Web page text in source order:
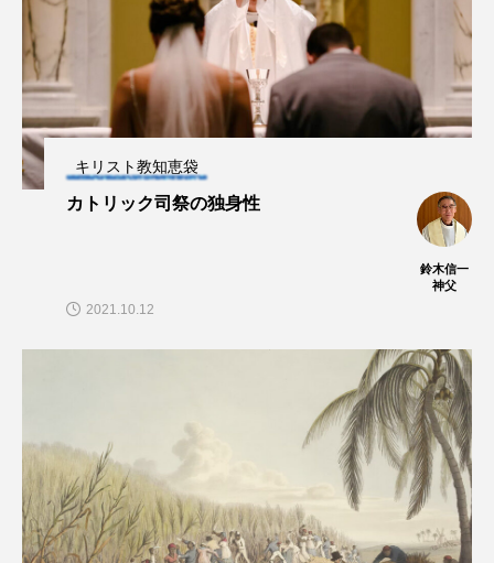
キリスト教知恵袋
カトリック司祭の独身性
鈴木信一
神父
2021.10.12